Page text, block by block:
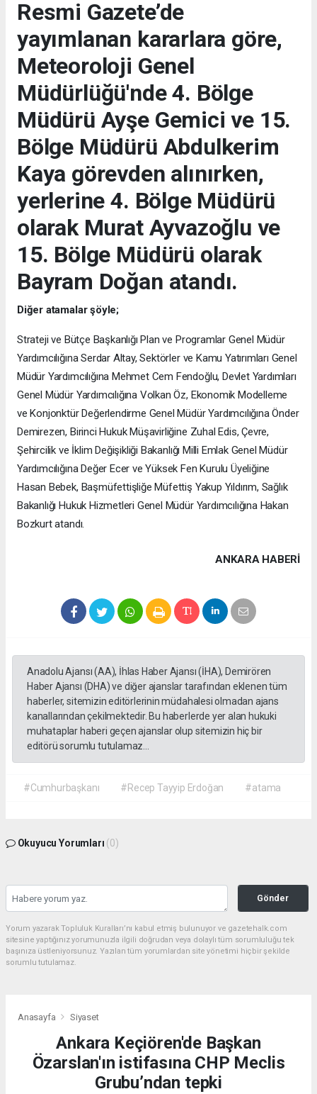
Resmi Gazete’de
yayımlanan kararlara göre,
Meteoroloji Genel
Müdürlüğü'nde 4. Bölge
Müdürü Ayşe Gemici ve 15.
Bölge Müdürü Abdulkerim
Kaya görevden alınırken,
yerlerine 4. Bölge Müdürü
olarak Murat Ayvazoğlu ve
15. Bölge Müdürü olarak
Bayram Doğan atandı.
Diğer atamalar şöyle;
Strateji ve Bütçe Başkanlığı Plan ve Programlar Genel Müdür
Yardımcılığına Serdar Altay, Sektörler ve Kamu Yatırımları Genel
Müdür Yardımcılığına Mehmet Cem Fendoğlu, Devlet Yardımları
Genel Müdür Yardımcılığına Volkan Öz, Ekonomik Modelleme
ve Konjonktür Değerlendirme Genel Müdür Yardımcılığına Önder
Demirezen, Birinci Hukuk Müşavirliğine Zuhal Edis, Çevre,
Şehircilik ve İklim Değişikliği Bakanlığı Milli Emlak Genel Müdür
Yardımcılığına Değer Ecer ve Yüksek Fen Kurulu Üyeliğine
Hasan Bebek, Başmüfettişliğe Müfettiş Yakup Yıldırım, Sağlık
Bakanlığı Hukuk Hizmetleri Genel Müdür Yardımcılığına Hakan
Bozkurt atandı.
ANKARA HABERİ
Anadolu Ajansı (AA), İhlas Haber Ajansı (İHA), Demirören
Haber Ajansı (DHA) ve diğer ajanslar tarafından eklenen tüm
haberler, sitemizin editörlerinin müdahalesi olmadan ajans
kanallarından çekilmektedir. Bu haberlerde yer alan hukuki
muhataplar haberi geçen ajanslar olup sitemizin hiç bir
editörü sorumlu tutulamaz...
#Cumhurbaşkanı #Recep Tayyip Erdoğan #atama
Okuyucu Yorumları (0)
Gönder
Yorum yazarak Topluluk Kuralları’nı kabul etmiş bulunuyor ve gazetehalk.com
sitesine yaptığınız yorumunuzla ilgili doğrudan veya dolaylı tüm sorumluluğu tek
başınıza üstleniyorsunuz. Yazılan tüm yorumlardan site yönetimi hiçbir şekilde
sorumlu tutulamaz.
Anasayfa Siyaset
Ankara Keçiören'de Başkan
Özarslan'ın istifasına CHP Meclis
Grubu’ndan tepki